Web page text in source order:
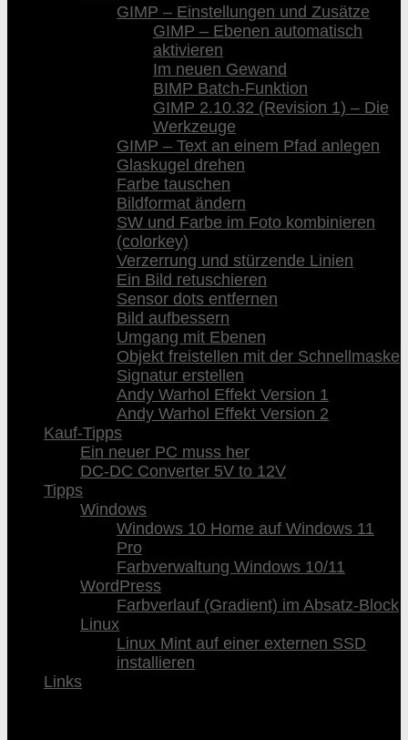
GIMP – Einstellungen und Zusätze
GIMP – Ebenen automatisch
aktivieren
Im neuen Gewand
BIMP Batch-Funktion
GIMP 2.10.32 (Revision 1) – Die
Werkzeuge
GIMP – Text an einem Pfad anlegen
Glaskugel drehen
Farbe tauschen
Bildformat ändern
SW und Farbe im Foto kombinieren
(colorkey)
Verzerrung und stürzende Linien
Ein Bild retuschieren
Sensor dots entfernen
Bild aufbessern
Umgang mit Ebenen
Objekt freistellen mit der Schnellmaske
Signatur erstellen
Andy Warhol Effekt Version 1
Andy Warhol Effekt Version 2
Kauf-Tipps
Ein neuer PC muss her
DC-DC Converter 5V to 12V
Tipps
Windows
Windows 10 Home auf Windows 11
Pro
Farbverwaltung Windows 10/11
WordPress
Farbverlauf (Gradient) im Absatz-Block
Linux
Linux Mint auf einer externen SSD
installieren
Links